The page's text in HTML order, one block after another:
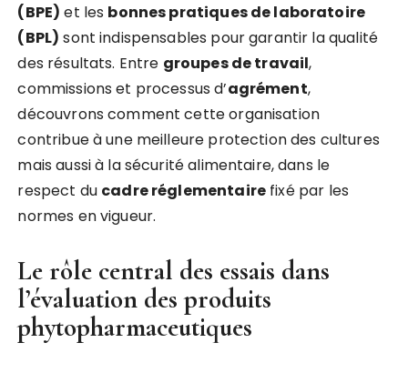
(BPE) et les bonnes pratiques de laboratoire
(BPL) sont indispensables pour garantir la qualité
des résultats. Entre groupes de travail,
commissions et processus d’agrément,
découvrons comment cette organisation
contribue à une meilleure protection des cultures
mais aussi à la sécurité alimentaire, dans le
respect du cadre réglementaire fixé par les
normes en vigueur.
Le rôle central des essais dans
l’évaluation des produits
phytopharmaceutiques